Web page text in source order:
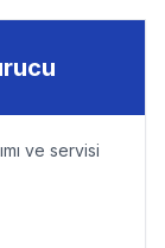
ve servisi